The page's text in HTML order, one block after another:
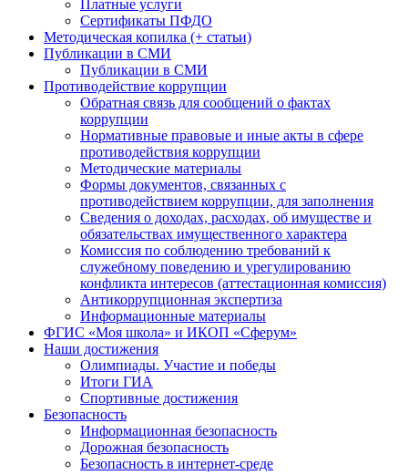
Платные услуги
Сертификаты ПФДО
Методическая копилка (+ статьи)
Публикации в СМИ
Публикации в СМИ
Противодействие коррупции
Обратная связь для сообщений о фактах
коррупции
Нормативные правовые и иные акты в сфере
противодействия коррупции
Методические материалы
Формы документов, связанных с
противодействием коррупции, для заполнения
Сведения о доходах, расходах, об имуществе и
обязательствах имущественного характера
Комиссия по соблюдению требований к
служебному поведению и урегулированию
конфликта интересов (аттестационная комиссия)
Антикоррупционная экспертиза
Информационные материалы
ФГИС «Моя школа» и ИКОП «Сферум»
Наши достижения
Олимпиады. Участие и победы
Итоги ГИА
Спортивные достижения
Безопасность
Информационная безопасность
Дорожная безопасность
Безопасность в интернет-среде